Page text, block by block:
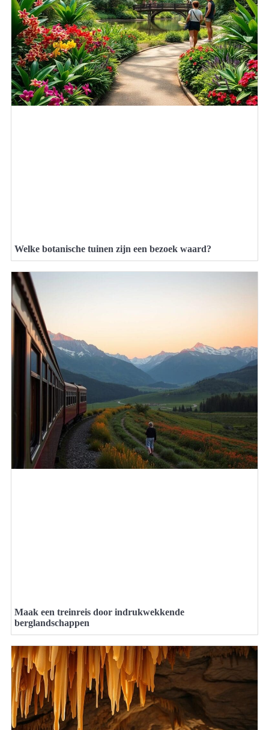
Welke botanische tuinen zijn een bezoek waard?
Maak een treinreis door indrukwekkende
berglandschappen